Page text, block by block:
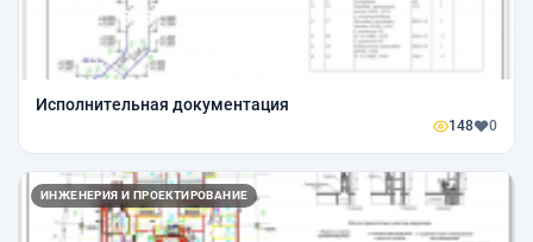
Исполнительная документация
148 0
ИНЖЕНЕРИЯ И ПРОЕКТИРОВАНИЕ